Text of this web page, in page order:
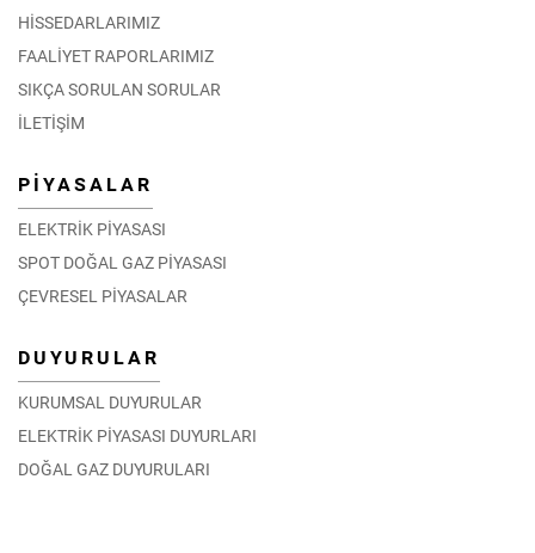
HİSSEDARLARIMIZ
FAALİYET RAPORLARIMIZ
SIKÇA SORULAN SORULAR
İLETİŞİM
PİYASALAR
ELEKTRİK PİYASASI
SPOT DOĞAL GAZ PİYASASI
ÇEVRESEL PİYASALAR
DUYURULAR
KURUMSAL DUYURULAR
ELEKTRİK PİYASASI DUYURLARI
DOĞAL GAZ DUYURULARI